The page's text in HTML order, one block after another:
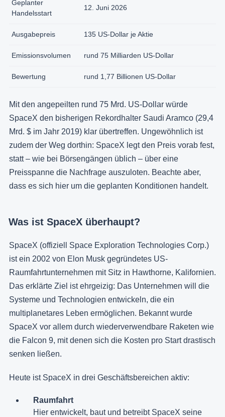
Geplanter
Handelsstart
12. Juni 2026
Ausgabepreis 135 US-Dollar je Aktie
Emissionsvolumen rund 75 Milliarden US-Dollar
Bewertung rund 1,77 Billionen US-Dollar
Mit den angepeilten rund 75 Mrd. US-Dollar würde
SpaceX den bisherigen Rekordhalter Saudi Aramco (29,4
Mrd. $ im Jahr 2019) klar übertreffen. Ungewöhnlich ist
zudem der Weg dorthin: SpaceX legt den Preis vorab fest,
statt – wie bei Börsengängen üblich – über eine
Preisspanne die Nachfrage auszuloten. Beachte aber,
dass es sich hier um die geplanten Konditionen handelt.
Was ist SpaceX überhaupt?
SpaceX (offiziell Space Exploration Technologies Corp.)
ist ein 2002 von Elon Musk gegründetes US-
Raumfahrtunternehmen mit Sitz in Hawthorne, Kalifornien.
Das erklärte Ziel ist ehrgeizig: Das Unternehmen will die
Systeme und Technologien entwickeln, die ein
multiplanetares Leben ermöglichen. Bekannt wurde
SpaceX vor allem durch wiederverwendbare Raketen wie
die Falcon 9, mit denen sich die Kosten pro Start drastisch
senken ließen.
Heute ist SpaceX in drei Geschäftsbereichen aktiv:
Raumfahrt
Hier entwickelt, baut und betreibt SpaceX seine